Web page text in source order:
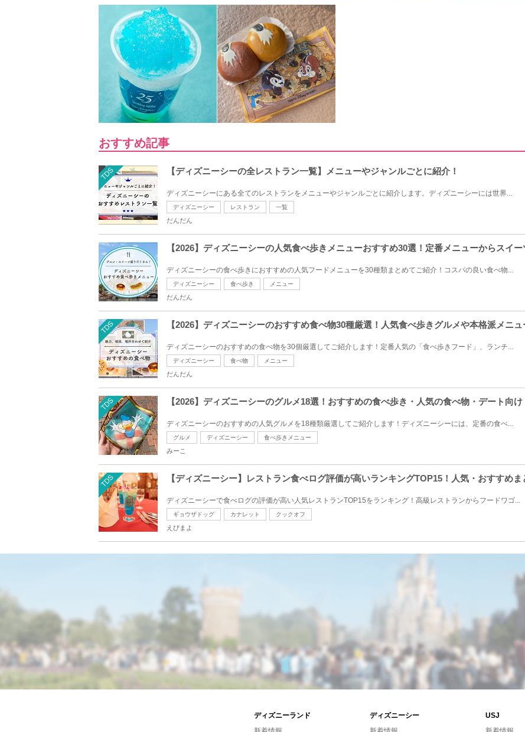
おすすめ記事
TDS 【ディズニーシーの全レストラン一覧】メニューやジャンルごとに紹介！
ディズニーシーにある全てのレストランをメニューやジャンルごとに紹介します。ディズニーシーには世界...
ディズニーシー レストラン 一覧
だんだん
【2026】ディズニーシーの人気食べ歩きメニューおすすめ30選！定番メニューからスイー
ディズニーシーの食べ歩きにおすすめの人気フードメニューを30種類まとめてご紹介！コスパの良い食べ物...
ディズニーシー 食べ歩き メニュー
だんだん
TDS 【2026】ディズニーシーのおすすめ食べ物30種厳選！人気食べ歩きグルメや本格派メニ
ディズニーシーのおすすめの食べ物を30個厳選してご紹介します！定番人気の「食べ歩きフード」、ランチ...
ディズニーシー 食べ物 メニュー
だんだん
TDS 【2026】ディズニーシーのグルメ18選！おすすめの食べ歩き・人気の食べ物・デート向け
ディズニーシーのおすすめの人気グルメを18種類厳選してご紹介します！ディズニーシーには、定番の食べ...
グルメ ディズニーシー 食べ歩きメニュー
みーこ
TDS 【ディズニーシー】レストラン食べログ評価が高いランキングTOP15！人気・おすすめま
ディズニーシーで食べログの評価が高い人気レストランTOP15をランキング！高級レストランからフードワゴ...
ギョウザドッグ カナレット クックオフ
えびまよ
ディズニーランド ディズニーシー
USJ